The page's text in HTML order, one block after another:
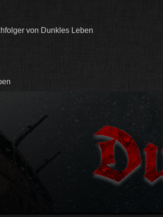
von Dunkles Leben